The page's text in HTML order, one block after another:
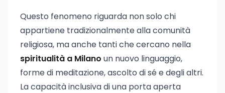
Questo fenomeno riguarda non solo chi
appartiene tradizionalmente alla comunità
religiosa, ma anche tanti che cercano nella
spiritualità a Milano un nuovo linguaggio,
forme di meditazione, ascolto di sé e degli altri.
La capacità inclusiva di una porta aperta